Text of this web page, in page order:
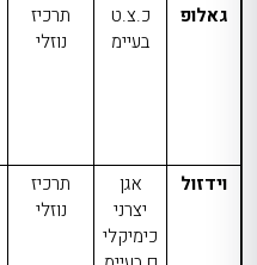
גאלופ
כ.צ.ט
בעיימ
תרכיז
נוזלי
וידזול
אגן
יצרני
כימיקלי
תרכיז
נוזלי